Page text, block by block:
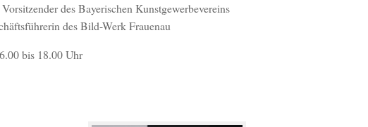
des Bayerischen Kunstgewerbevereins
des Bild-Werk Frauenau
bis 18.00 Uhr